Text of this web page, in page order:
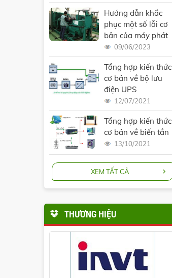
Hướng dẫn khắc
phục một số lỗi cơ
bản của máy phát
điện công nghiệp
09/06/2023
Tổng hợp kiến thức
cơ bản về bộ lưu
điện UPS
12/07/2021
Tổng hợp kiến thức
cơ bản về biến tần
13/10/2021
XEM TẤT CẢ
THƯƠNG HIỆU